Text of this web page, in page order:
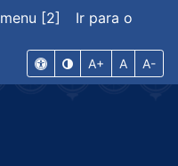
[2]
Ir para o
A+ A A-